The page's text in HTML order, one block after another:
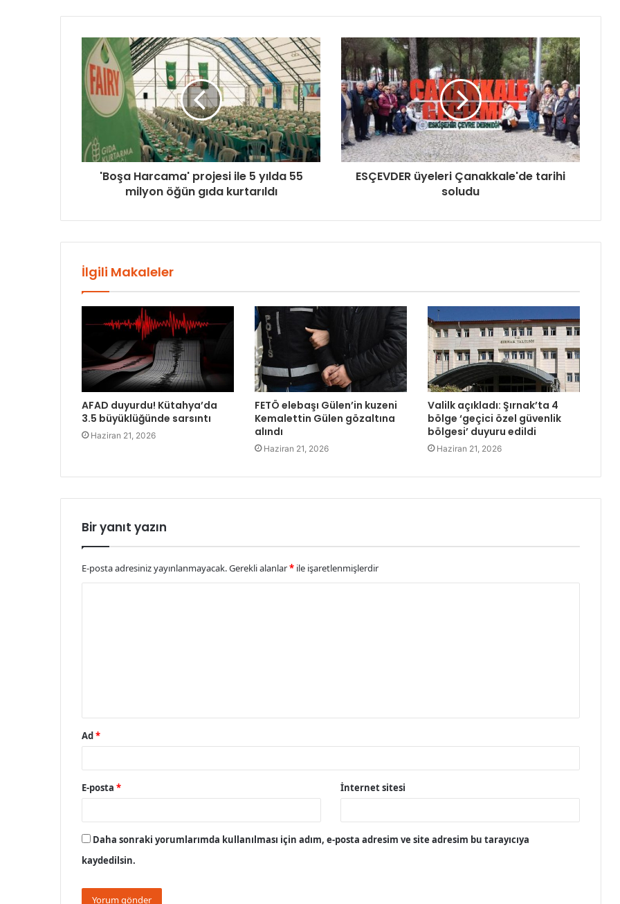
'Boşa Harcama' projesi ile 5 yılda 55
milyon öğün gıda kurtarıldı
ESÇEVDER üyeleri Çanakkale'de tarihi
soludu
İlgili Makaleler
AFAD duyurdu! Kütahya’da
3.5 büyüklüğünde sarsıntı
Haziran 21, 2026
FETÖ elebaşı Gülen’in kuzeni
Kemalettin Gülen gözaltına
alındı
Haziran 21, 2026
Valilk açıkladı: Şırnak’ta 4
bölge ‘geçici özel güvenlik
bölgesi’ duyuru edildi
Haziran 21, 2026
Bir yanıt yazın
E-posta adresiniz yayınlanmayacak.Gerekli alanlar* ile işaretlenmişlerdir
Ad*
E-posta * İnternet sitesi
Daha sonraki yorumlarımda kullanılması için adım, e-posta adresim ve site adresim bu tarayıcıya
kaydedilsin.